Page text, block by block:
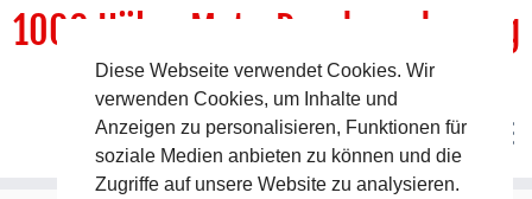
1000 HöhenMeterRundwanderweg
DER Rundwanderweg um Pommelsbrunn
Diese Webseite verwendet Cookies. Wir
verwenden Cookies, um Inhalte und
Anzeigen zu personalisieren, Funktionen für
soziale Medien anbieten zu können und die
Zugriffe auf unsere Website zu analysieren.